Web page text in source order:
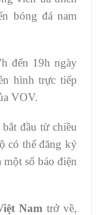
bóng đá nam
đến 19h ngày
hình trực tiếp
VOV.
đầu từ chiều
có thể đăng ký
số báo điện
Nam trở về,